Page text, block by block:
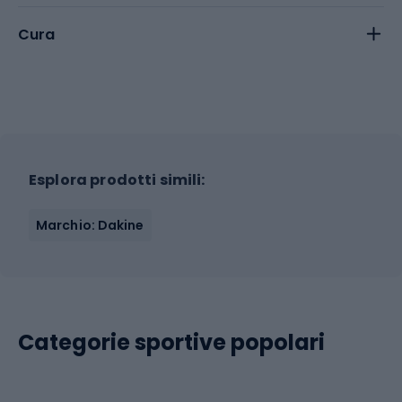
Cura
Esplora prodotti simili:
Marchio: Dakine
Categorie sportive popolari